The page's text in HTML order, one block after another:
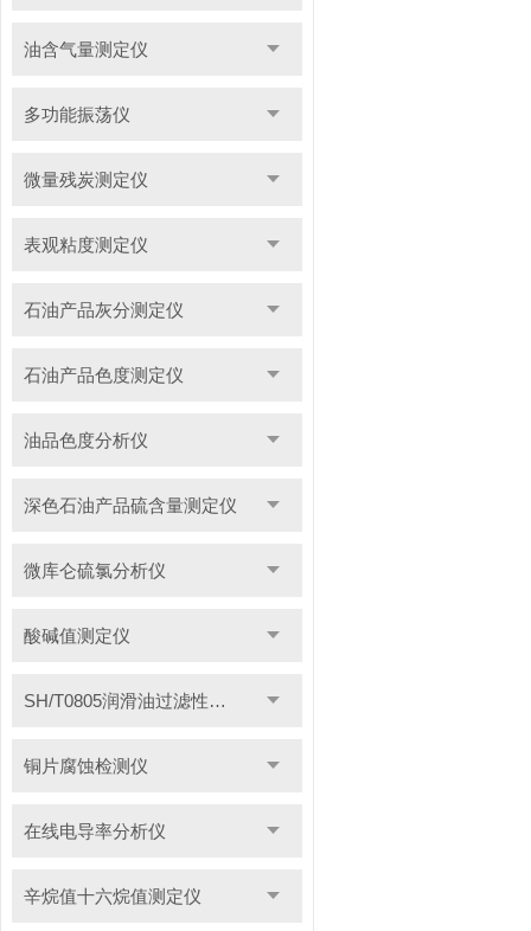
油含气量测定仪
多功能振荡仪
微量残炭测定仪
表观粘度测定仪
石油产品灰分测定仪
石油产品色度测定仪
油品色度分析仪
深色石油产品硫含量测定仪
微库仑硫氯分析仪
酸碱值测定仪
SH/T0805润滑油过滤性测定仪
铜片腐蚀检测仪
在线电导率分析仪
辛烷值十六烷值测定仪